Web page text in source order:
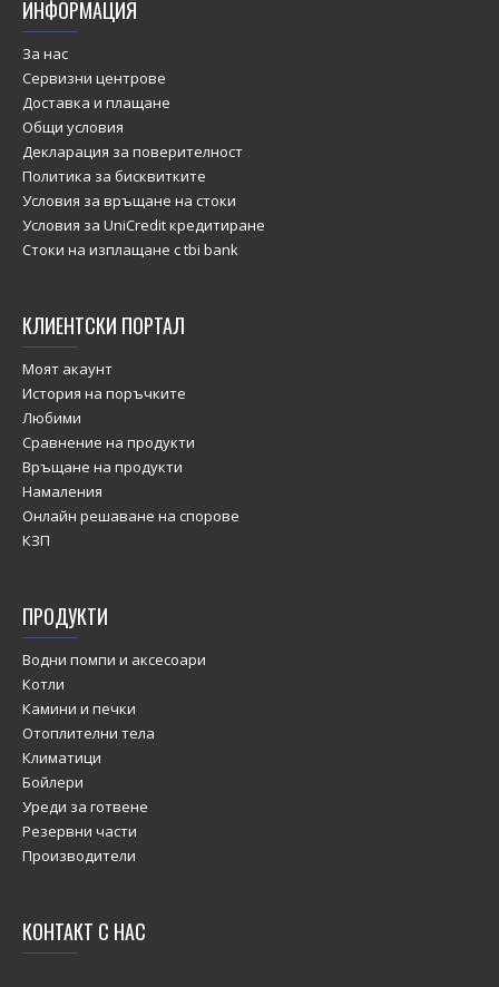
ИНФОРМАЦИЯ
За нас
Сервизни центрове
Доставка и плащане
Общи условия
Декларация за поверителност
Политика за бисквитките
Условия за връщане на стоки
Условия за UniCredit кредитиране
Стоки на изплащане с tbi bank
КЛИЕНТСКИ ПОРТАЛ
Моят акаунт
История на поръчките
Любими
Сравнение на продукти
Връщане на продукти
Намаления
Онлайн решаване на спорове
КЗП
ПРОДУКТИ
Водни помпи и аксесоари
Котли
Камини и печки
Отоплителни тела
Климатици
Бойлери
Уреди за готвене
Резервни части
Производители
КОНТАКТ С НАС